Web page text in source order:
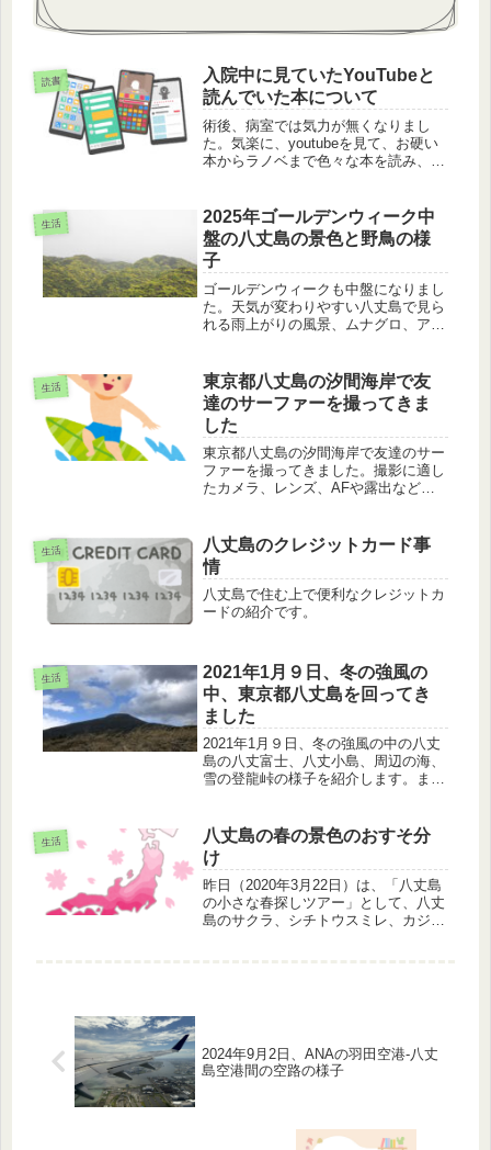
読書
入院中に見ていたYouTubeと
読んでいた本について
術後、病室では気力が無くなりまし
た。気楽に、youtubeを見て、お硬い
本からラノベまで色々な本を読み、時
生活
2025年ゴールデンウィーク中
盤の八丈島の景色と野鳥の様
子
ゴールデンウィークも中盤になりまし
た。天気が変わりやすい八丈島で見ら
れる雨上がりの風景、ムナグロ、アマ
生活
東京都八丈島の汐間海岸で友
達のサーファーを撮ってきま
した
東京都八丈島の汐間海岸で友達のサー
ファーを撮ってきました。撮影に適し
たカメラ、レンズ、AFや露出などの
の技のチャレンジシーンは、とても美
しいので、逃さずとらえましょう。
生活
八丈島のクレジットカード事
情
八丈島で住む上で便利なクレジットカ
ードの紹介です。
生活
2021年1月９日、冬の強風の
中、東京都八丈島を回ってき
ました
2021年1月９日、冬の強風の中の八丈
島の八丈富士、八丈小島、周辺の海、
雪の登龍峠の様子を紹介します。ま
いらっしゃいました。いつもありがと
うございます。
生活
八丈島の春の景色のおすそ分
け
昨日（2020年3月22日）は、「八丈島
の小さな春探しツアー」として、八丈
島のサクラ、シチトウスミレ、カジイ
2024年9月2日、ANAの羽田空港‐八丈
島空港間の空路の様子